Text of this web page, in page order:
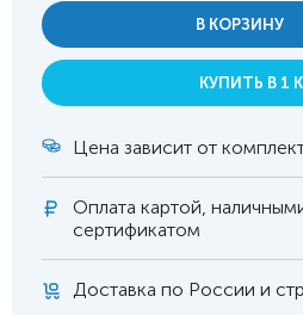
В КОРЗИНУ
КУПИТЬ В 1
Цена зависит от
Оплата картой,
сертификатом
Доставка по России и